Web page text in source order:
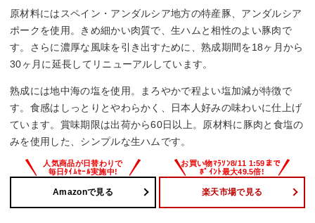
原材料にはスペイン・アンダルシア地方の特産豚、アンダルシア
ポークを使用。きめ細かい肉質で、生ハムと相性のよい豚肉で
す。さらに濃厚な風味を引き出すために、熟成期間を18ヶ月から
30ヶ月に延長してリニューアルしています。
熟成には地中海の塩を使用。まろやかで程よい塩加減が特徴で
す。食感はしっとりとやわらかく、日本人好みの味わいに仕上げ
ています。賞味期限は出荷から60日以上。原材料に豚肉と食塩の
みを使用した、シンプルな生ハムです。
Amazonで見る 楽天市場で見る